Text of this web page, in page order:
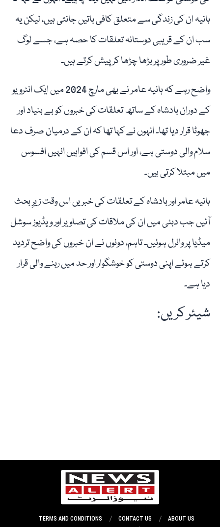
ہانیہ ان کی زندگی سے متعلق کافی باتیں جانتی ہیں، لیکن یہ
سب ان کے قریبی دوستانہ تعلقات کا حصہ ہے، جسے لوگ
غیر ضروری طور پر بڑھا چڑھا کر پیش کرتے ہیں۔
واضح رہے کہ ہانیہ عامر نے بھی مارچ 2024 میں ایک انٹرویو
کے دوران بادشاہ کے ساتھ تعلقات کی خبروں کو بے بنیاد اور
جھوٹا قرار دیا تھا۔ انہوں نے کہا تھا کہ ان کے درمیان صرف دعا
سلام والی دوستی ہے، اور اس قسم کی افواہیں انہیں افسوس
میں مبتلا کرتی ہیں۔
ہانیہ عامر اور بادشاہ کے تعلقات کی خبریں اس وقت زیرِ بحث
آئیں جب دبئی میں ان کی ملاقات کی تصاویر اور ویڈیوز سوشل
میڈیا پر وائرل ہوئیں۔ تاہم، دونوں نے ان خبروں کی واضح تردید
کرتے ہوئے اپنی دوستی کو خوشگوار اور حد میں رہنے والی قرار
دیا ہے۔
شیئر کریں:
ABOUT US
CONTACT US
TERMS AND CONDITIONS